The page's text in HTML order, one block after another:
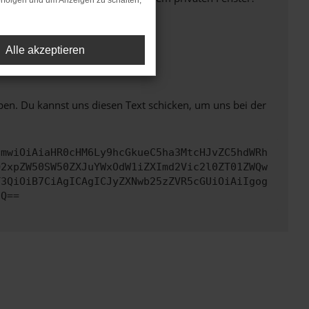
mehr unterstützt werden.
Du kannst uns diesen Text schicken, um uns bei der
Alle akzeptieren